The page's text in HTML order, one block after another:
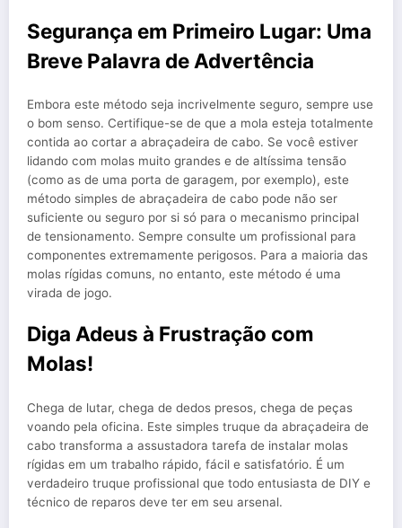
Segurança em Primeiro Lugar: Uma
Breve Palavra de Advertência
Embora este método seja incrivelmente seguro, sempre use
o bom senso. Certifique-se de que a mola esteja totalmente
contida ao cortar a abraçadeira de cabo. Se você estiver
lidando com molas muito grandes e de altíssima tensão
(como as de uma porta de garagem, por exemplo), este
método simples de abraçadeira de cabo pode não ser
suficiente ou seguro por si só para o mecanismo principal
de tensionamento. Sempre consulte um profissional para
componentes extremamente perigosos. Para a maioria das
molas rígidas comuns, no entanto, este método é uma
virada de jogo.
Diga Adeus à Frustração com
Molas!
Chega de lutar, chega de dedos presos, chega de peças
voando pela oficina. Este simples truque da abraçadeira de
cabo transforma a assustadora tarefa de instalar molas
rígidas em um trabalho rápido, fácil e satisfatório. É um
verdadeiro truque profissional que todo entusiasta de DIY e
técnico de reparos deve ter em seu arsenal.